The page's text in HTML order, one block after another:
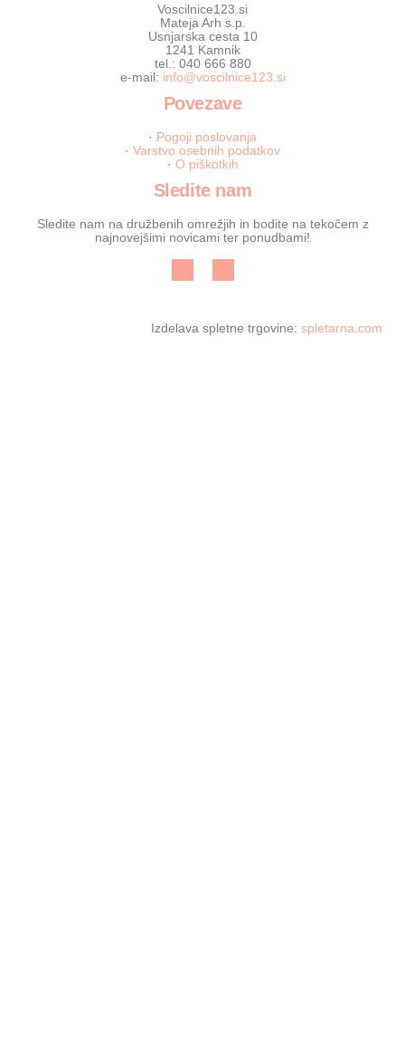
Voscilnice123.si
Mateja Arh s.p.
Usnjarska cesta 10
1241 Kamnik
tel.: 040 666 880
e-mail: info@voscilnice123.si
Povezave
· Pogoji poslovanja
· Varstvo osebnih podatkov
· O piškotkih
Sledite nam
Sledite nam na družbenih omrežjih in bodite na tekočem z
najnovejšimi novicami ter ponudbami!
Izdelava spletne trgovine: spletarna.com